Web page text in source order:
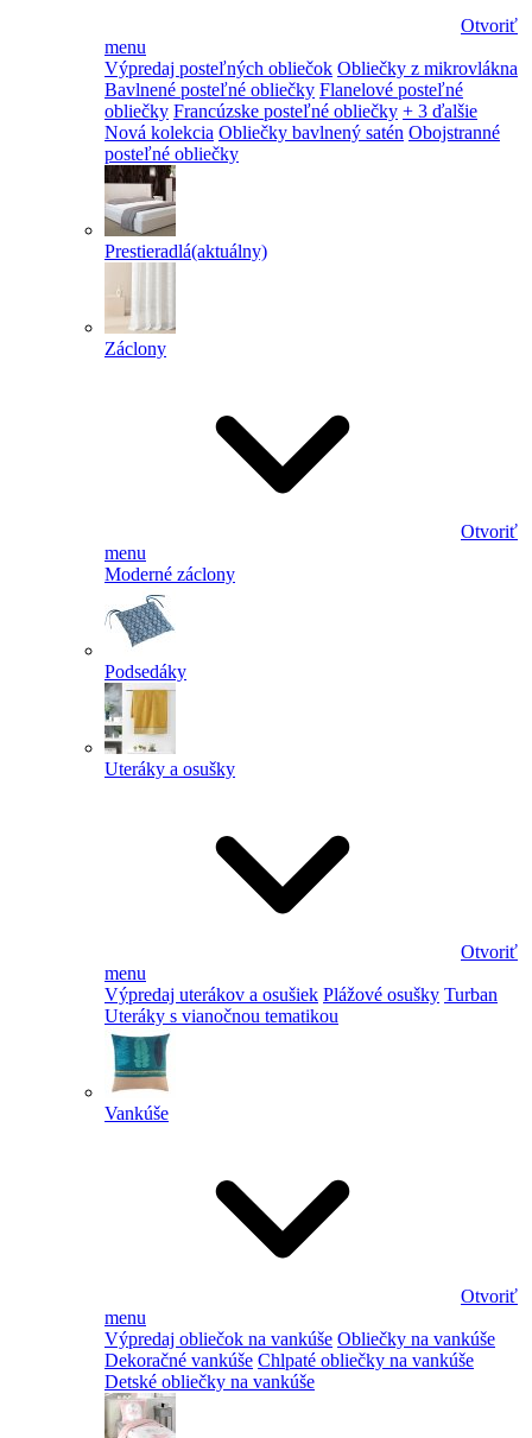
Otvoriť
menu
Výpredaj posteľných obliečok Obliečky z mikrovlákna
Bavlnené posteľné obliečky Flanelové posteľné
obliečky Francúzske posteľné obliečky + 3 ďalšie
Nová kolekcia Obliečky bavlnený satén Obojstranné
posteľné obliečky
Prestieradlá(aktuálny)
Záclony
Otvoriť
menu
Moderné záclony
Podsedáky
Uteráky a osušky
Otvoriť
menu
Výpredaj uterákov a osušiek Plážové osušky Turban
Uteráky s vianočnou tematikou
Vankúše
Otvoriť
menu
Výpredaj obliečok na vankúše Obliečky na vankúše
Dekoračné vankúše Chlpaté obliečky na vankúše
Detské obliečky na vankúše